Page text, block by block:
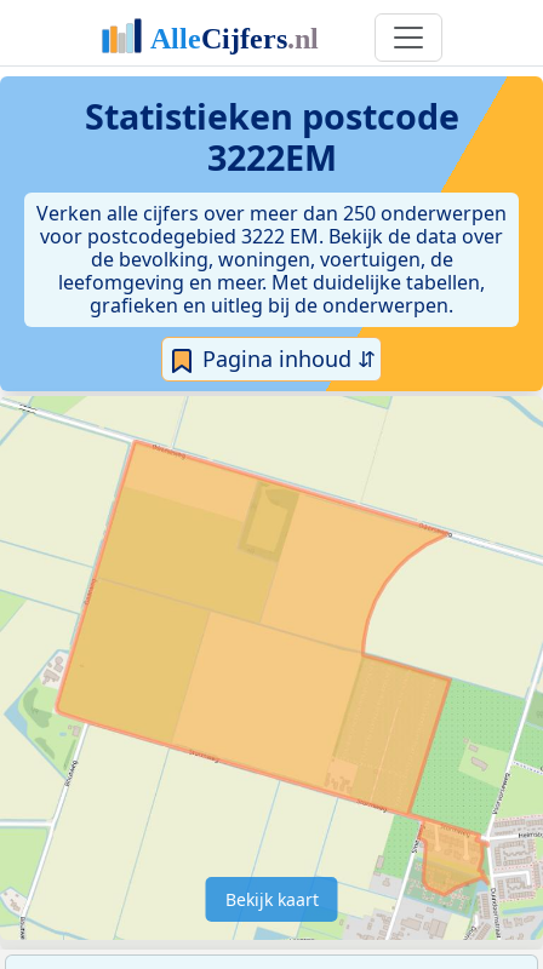
Statistieken postcode
3222EM
Verken alle cijfers over meer dan 250 onderwerpen
voor postcodegebied 3222 EM. Bekijk de data over
de bevolking, woningen, voertuigen, de
leefomgeving en meer. Met duidelijke tabellen,
grafieken en uitleg bij de onderwerpen.
Pagina inhoud ⇵
Bekijk kaart